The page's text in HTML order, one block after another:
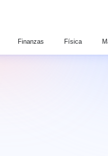
Finanzas Física